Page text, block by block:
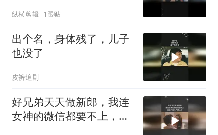
纵横剪辑 1跟贴
出个名，身体残了，儿子
也没了
皮裤追剧
好兄弟天天做新郎，我连
女神的微信都要不上，真